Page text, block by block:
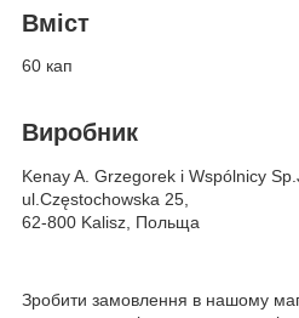
Вміст
60 кап
Виробник
Kenay A. Grzegorek i Wspólnicy
ul.Częstochowska 25,
62-800 Kalisz, Польща
Зробити замовлення в нашому